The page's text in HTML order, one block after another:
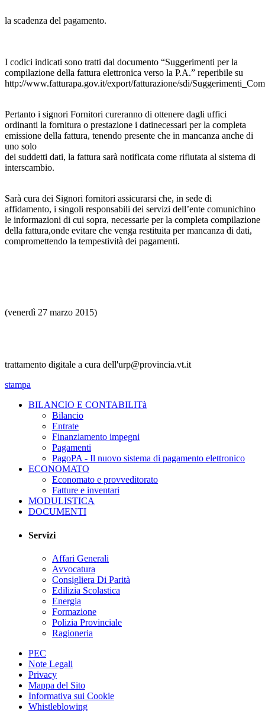
la scadenza del pagamento.
I codici indicati sono tratti dal documento “Suggerimenti per la
compilazione della fattura elettronica verso la P.A.” reperibile su
http://www.fatturapa.gov.it/export/fatturazione/sdi/
Pertanto i signori Fornitori cureranno di ottenere dagli uffici
ordinanti la fornitura o prestazione i datinecessari per la completa
emissione della fattura, tenendo presente che in mancanza anche di
uno solo
dei suddetti dati, la fattura sarà notificata come rifiutata al sistema di
interscambio.
Sarà cura dei Signori fornitori assicurarsi che, in sede di
affidamento, i singoli responsabili dei servizi dell’ente comunichino
le informazioni di cui sopra, necessarie per la completa compilazione
della fattura,onde evitare che venga restituita per mancanza di dati,
compromettendo la tempestività dei pagamenti.
(venerdì 27 marzo 2015)
trattamento digitale a cura dell'urp@provincia.vt.it
stampa
BILANCIO E CONTABILITà
Bilancio
Entrate
Finanziamento impegni
Pagamenti
PagoPA - Il nuovo sistema di pagamento elettronico
ECONOMATO
Economato e provveditorato
Fatture e inventari
MODULISTICA
DOCUMENTI
Servizi
Affari Generali
Avvocatura
Consigliera Di Parità
Edilizia Scolastica
Energia
Formazione
Polizia Provinciale
Ragioneria
PEC
Note Legali
Privacy
Mappa del Sito
Informativa sui Cookie
Whistleblowing